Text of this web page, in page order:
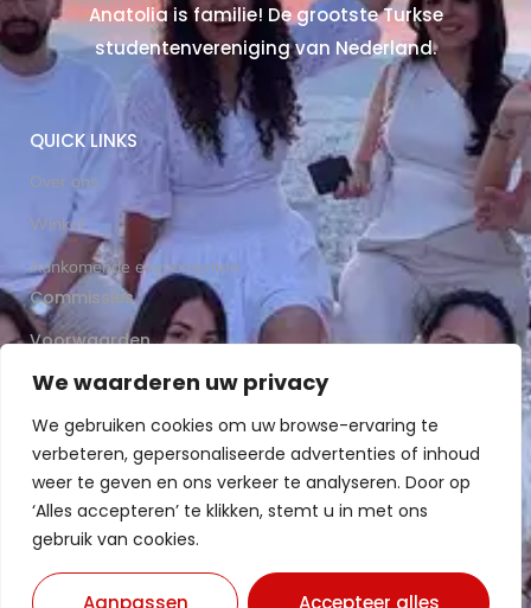
We waarderen uw privacy
We gebruiken cookies om uw browse-ervaring te
verbeteren, gepersonaliseerde advertenties of inhoud
weer te geven en ons verkeer te analyseren. Door op
‘Alles accepteren’ te klikken, stemt u in met ons
gebruik van cookies.
Aanpassen Accepteer alles
Anatolia is familie! De grootste Turkse
studentenvereniging van Nederland.
QUICK LINKS
Over ons
Winkel
Aankomende evenementen
Commissies
Voorwaarden
Word ons familielid
Stel ons een vraag